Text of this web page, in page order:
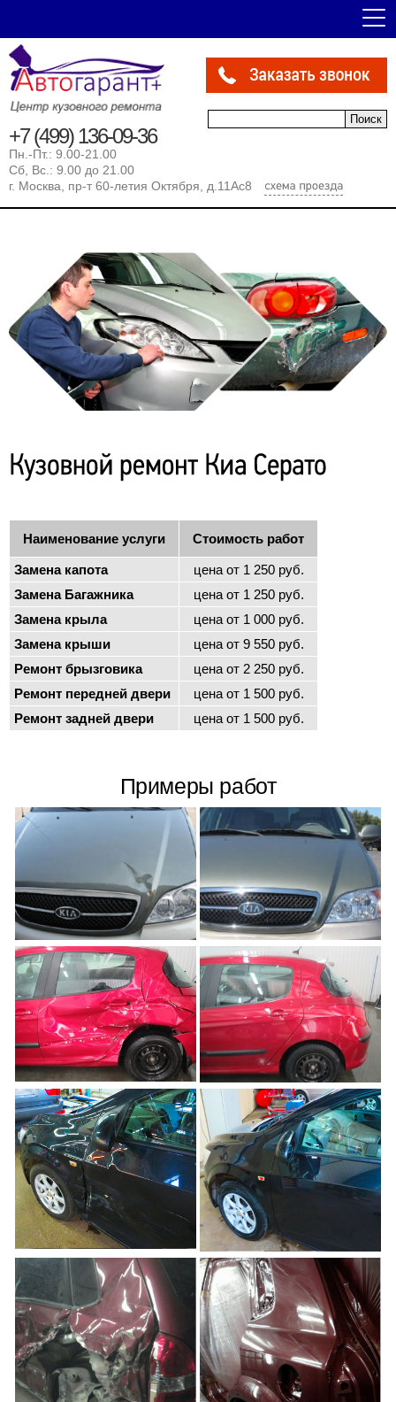
+7 (499) 136-09-36
Пн.-Пт.: 9.00-21.00
Сб, Вс.: 9.00 до 21.00
г. Москва, пр-т 60-летия Октября, д.11Ас8
Форма поиска
Поиск
Наименование услуги Стоимость работ
Замена капота
цена от 1 250 руб.
Замена Багажника
цена от 1 250 руб.
Замена крыла
цена от 1 000 руб.
Замена крыши
цена от 9 550 руб.
Ремонт брызговика
цена от 2 250 руб.
Ремонт передней двери
цена от 1 500 руб.
Ремонт задней двери
цена от 1 500 руб.
Примеры работ